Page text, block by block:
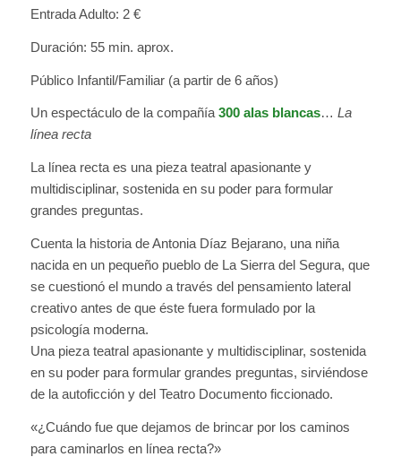
Entrada Adulto: 2 €
Duración: 55 min. aprox.
Público Infantil/Familiar (a partir de 6 años)
Un espectáculo de la compañía300 alas blancas… La
línea recta
La línea recta es una pieza teatral apasionante y
multidisciplinar, sostenida en su poder para formular
grandes preguntas.
Cuenta la historia de Antonia Díaz Bejarano, una niña
nacida en un pequeño pueblo de La Sierra del Segura, que
se cuestionó el mundo a través del pensamiento lateral
creativo antes de que éste fuera formulado por la
psicología moderna.
Una pieza teatral apasionante y multidisciplinar, sostenida
en su poder para formular grandes preguntas, sirviéndose
de la autoficción y del Teatro Documento ficcionado.
«¿Cuándo fue que dejamos de brincar por los caminos
para caminarlos en línea recta?»